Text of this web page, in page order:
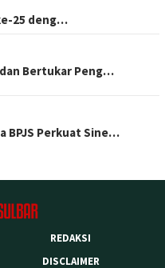
25 deng…
Bertukar Peng…
BPJS Perkuat Sine…
REDAKSI
DISCLAIMER